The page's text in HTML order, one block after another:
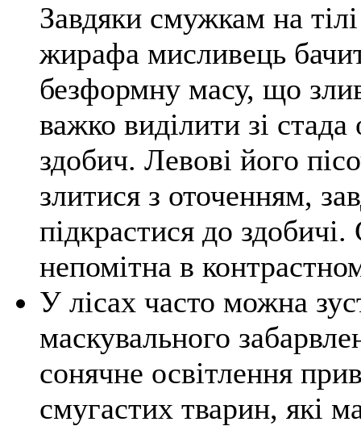
Завдяки смужкам на
жирафа мисливець
безформну масу, що
важко виділити зі
здобич. Левові його
злитися з оточенням,
підкрастися до
непомітна в
У лісах часто можна
маскувального
сонячне освітлення
смугастих тварин, які